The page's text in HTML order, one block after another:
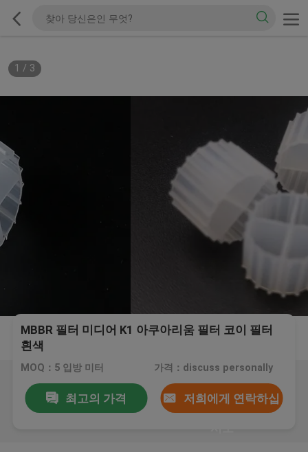
1 / 3
MBBR 필터 미디어 K1 아쿠아리움 필터 코이 필터
흰색
MOQ：5 입방 미터 가격：discuss personally
최고의 가격 저희에게 연락하십